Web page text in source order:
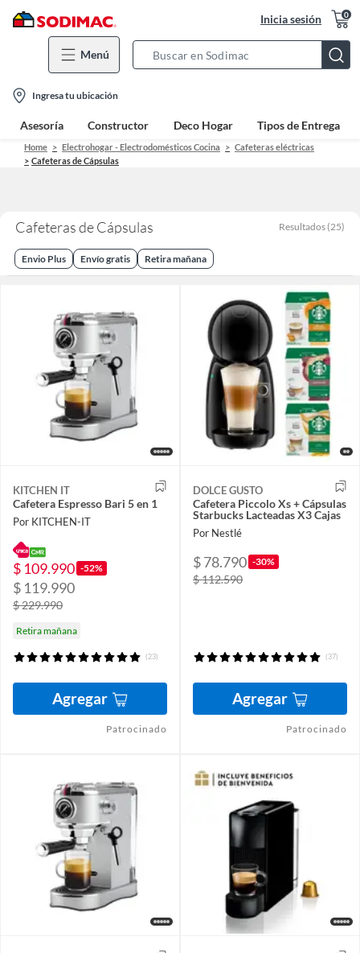
Inicia sesión 0
Menú
Bar
location-
icon
Ingresa tu ubicación
Asesoría Constructor Deco Hogar Tipos de Entrega
Home Electrohogar - Electrodomésticos Cocina
Cafeteras eléctricas
Cafeteras de Cápsulas
Cafeteras de Cápsulas Resultados (25)
Envio Plus Envío gratis Retira mañana
KITCHEN IT
Cafetera Espresso Bari 5 en 1
Por KITCHEN-IT
$ 109.990 -52%
$ 119.990
$ 229.990
Retira mañana
(23)
Agregar
Patrocinado
DOLCE GUSTO
Cafetera Piccolo Xs + Cápsulas
Starbucks Lacteadas X3 Cajas
Por Nestlé
$ 78.790 -30%
$ 112.590
(37)
Agregar
Patrocinado